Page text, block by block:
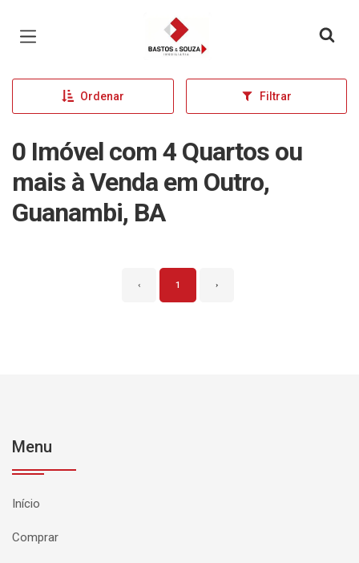
Página inicial
Ordenar Filtrar
0 Imóvel com 4 Quartos ou
mais à Venda em Outro,
Guanambi, BA
‹ 1 ›
Menu
Início
Comprar